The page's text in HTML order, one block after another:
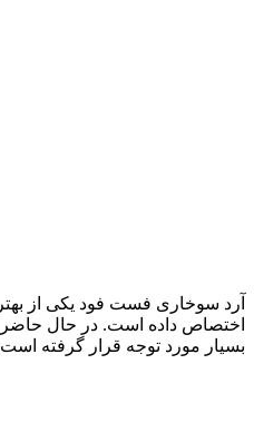
آرد سوخاری فست فود یکی از
اختصاص داده است. در حال حاضر
بسیار مورد توجه قرار گرفته